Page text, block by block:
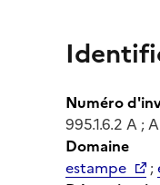
Numéro
995.1.6.2 A ;
Domaine
estampe
;